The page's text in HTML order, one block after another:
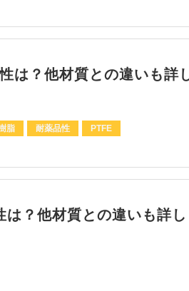
は？他材質との違いも詳
脂 耐薬品性 PTFE
は？他材質との違いも詳